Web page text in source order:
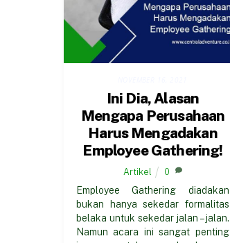
Ini Dia, Alasan
Mengapa Perusahaan
Harus Mengadakan
Employee Gathering!
Artikel 0
Employee Gathering diadakan
bukan hanya sekedar formalitas
belaka untuk sekedar jalan – jalan.
Namun acara ini sangat penting